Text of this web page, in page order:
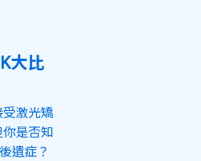
大比
激光矯
是否知
遺症？